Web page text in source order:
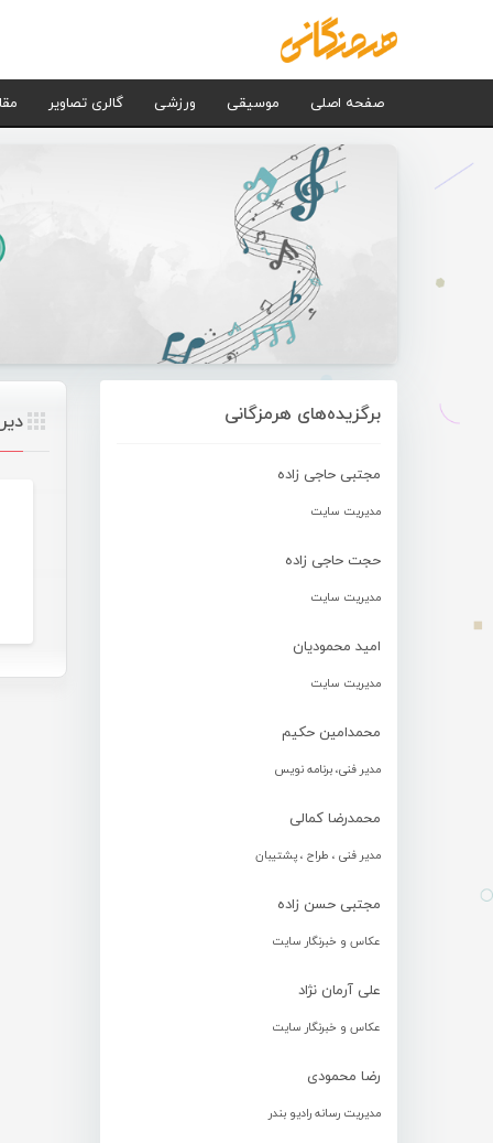
صفحه اصلی موسیقی ورزشی گالری تصاویر
برگزیده‌های هرمزگانی
مجتبی حاجی زاده
مدیریت سایت
حجت حاجی زاده
مدیریت سایت
امید محمودیان
مدیریت سایت
محمدامین حکیم
مدیر فنی، برنامه نویس
محمدرضا کمالی
مدیر فنی ، طراح ، پشتیبان
مجتبی حسن زاده
عکاس و خبرنگار سایت
علی آرمان نژاد
عکاس و خبرنگار سایت
رضا محمودی
مدیریت رسانه رادیو بندر